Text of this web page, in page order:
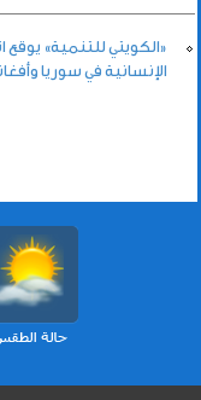
الإنسانية في سوريا